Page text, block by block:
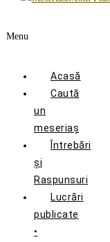
Menu
Acasă
Caută
un
meseriaș
Întrebări
și
Raspunsuri
Lucrări
publicate
•